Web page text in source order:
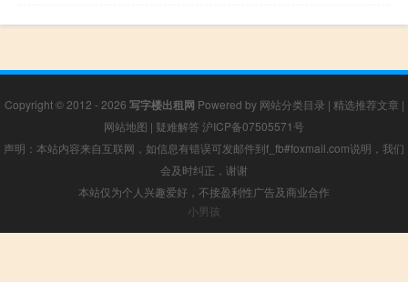
Copyright © 2012 - 2026 写字楼出租网 Powered by 网站分类目录 | 精选推荐文章 |
网站地图 | 疑难解答 沪ICP备07505571号
声明：本站内容来自互联网，如信息有错误可发邮件到f_fb#foxmail.com说明，我们
会及时纠正，谢谢
本站仅为个人兴趣爱好，不接盈利性广告及商业合作
小男孩